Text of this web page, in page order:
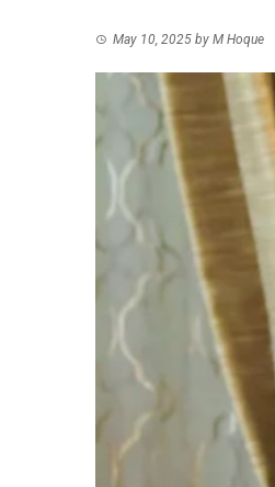
May 10, 2025 by M Hoque